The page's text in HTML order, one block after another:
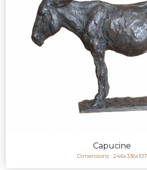
Capucine
Dimensions : 246x336x107